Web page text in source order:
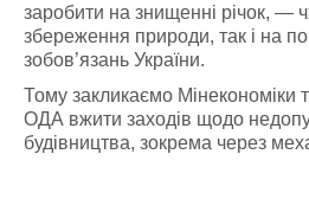
заробити на знищенні річок, —
збереження природи, так і на
зобов’язань України.
Тому закликаємо Мінекономіки
ОДА вжити заходів щодо
будівництва, зокрема через